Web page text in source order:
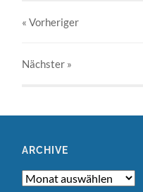
« Vorheriger
Nächster »
ARCHIVE
Archive